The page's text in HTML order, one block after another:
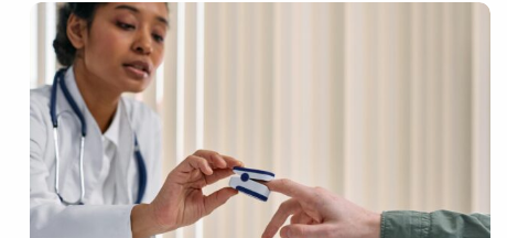
Lees
meer
over
Doktersassistenten
opleiden